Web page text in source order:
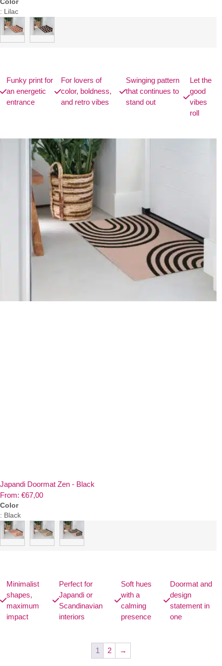
Color
: Lilac
Funky print for
an energetic
entrance
For lovers of
color, boldness,
and retro vibes
Swinging pattern
that continues to
stand out
Let the
good
vibes
roll
Japandi Doormat Zen - Black
From: €67,00
Color
: Black
Minimalist
shapes,
maximum
impact
Perfect for
Japandi or
Scandinavian
interiors
Soft hues
with a
calming
presence
Doormat and
design
statement in
one
1 2 →